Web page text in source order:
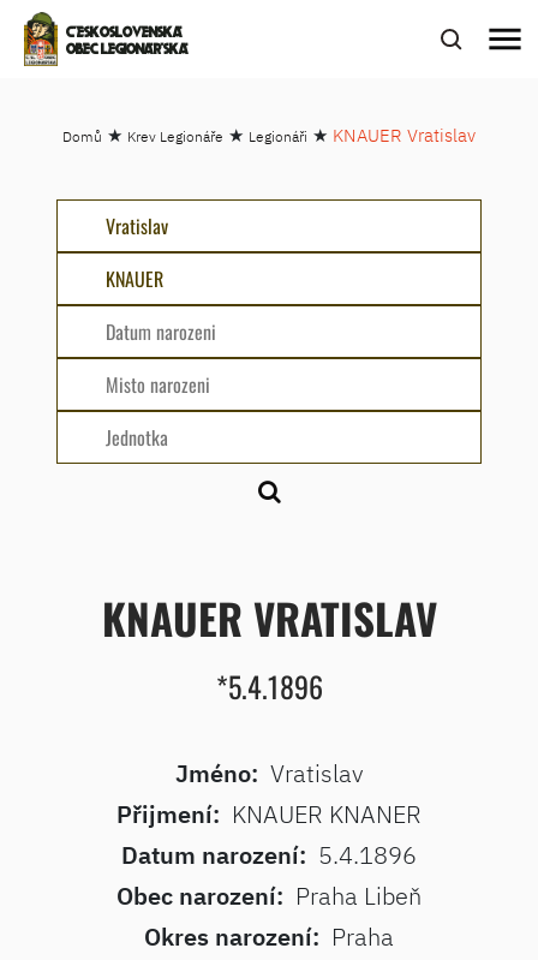
ČESKOSLOVENSKÁ
OBEC LEGIONÁŘSKÁ
menu
Domů ★ Krev Legionáře ★ Legionáři ★ KNAUER Vratislav
KNAUER VRATISLAV
*5.4.1896
Jméno: Vratislav
Přijmení: KNAUER KNANER
Datum narození: 5.4.1896
Obec narození: Praha Libeň
Okres narození: Praha